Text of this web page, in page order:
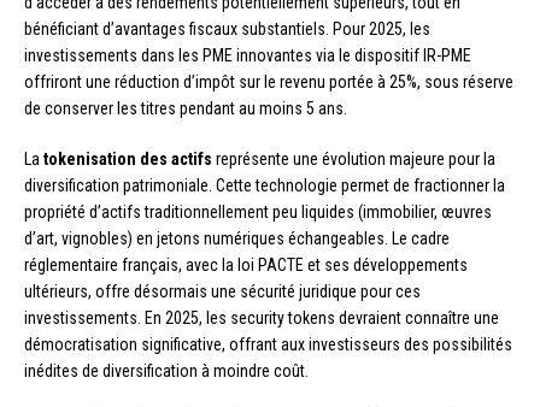
bénéficiant d’avantages fiscaux substantiels. Pour 2025, les
investissements dans les PME innovantes via le dispositif IR-PME
offriront une réduction d’impôt sur le revenu portée à 25%, sous réserve
de conserver les titres pendant au moins 5 ans.
La tokenisation des actifs représente une évolution majeure pour la
diversification patrimoniale. Cette technologie permet de fractionner la
propriété d’actifs traditionnellement peu liquides (immobilier, œuvres
d’art, vignobles) en jetons numériques échangeables. Le cadre
réglementaire français, avec la loi PACTE et ses développements
ultérieurs, offre désormais une sécurité juridique pour ces
investissements. En 2025, les security tokens devraient connaître une
démocratisation significative, offrant aux investisseurs des possibilités
inédites de diversification à moindre coût.